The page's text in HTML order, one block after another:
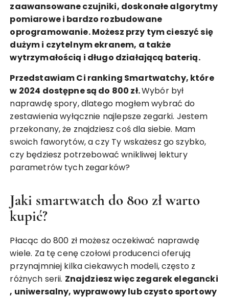
zaawansowane czujniki, doskonałe algorytmy
pomiarowe i bardzo rozbudowane
oprogramowanie. Możesz przy tym cieszyć się
dużym i czytelnym ekranem, a także
wytrzymałością i długo działającą baterią.
Przedstawiam Ci ranking Smartwatchy, które
w 2024 dostępne są do 800 zł.Wybór był
naprawdę spory, dlatego mogłem wybrać do
zestawienia wyłącznie najlepsze zegarki. Jestem
przekonany, że znajdziesz coś dla siebie. Mam
swoich faworytów, a czy Ty wskażesz go szybko,
czy będziesz potrzebować wnikliwej lektury
parametrów tych zegarków?
Jaki smartwatch do 800 zł warto
kupić?
Płacąc do 800 zł możesz oczekiwać naprawdę
wiele. Za tę cenę czołowi producenci oferują
przynajmniej kilka ciekawych modeli, często z
różnych serii. Znajdziesz więc zegarekelegancki
, uniwersalny, wyprawowy lub czystosportowy